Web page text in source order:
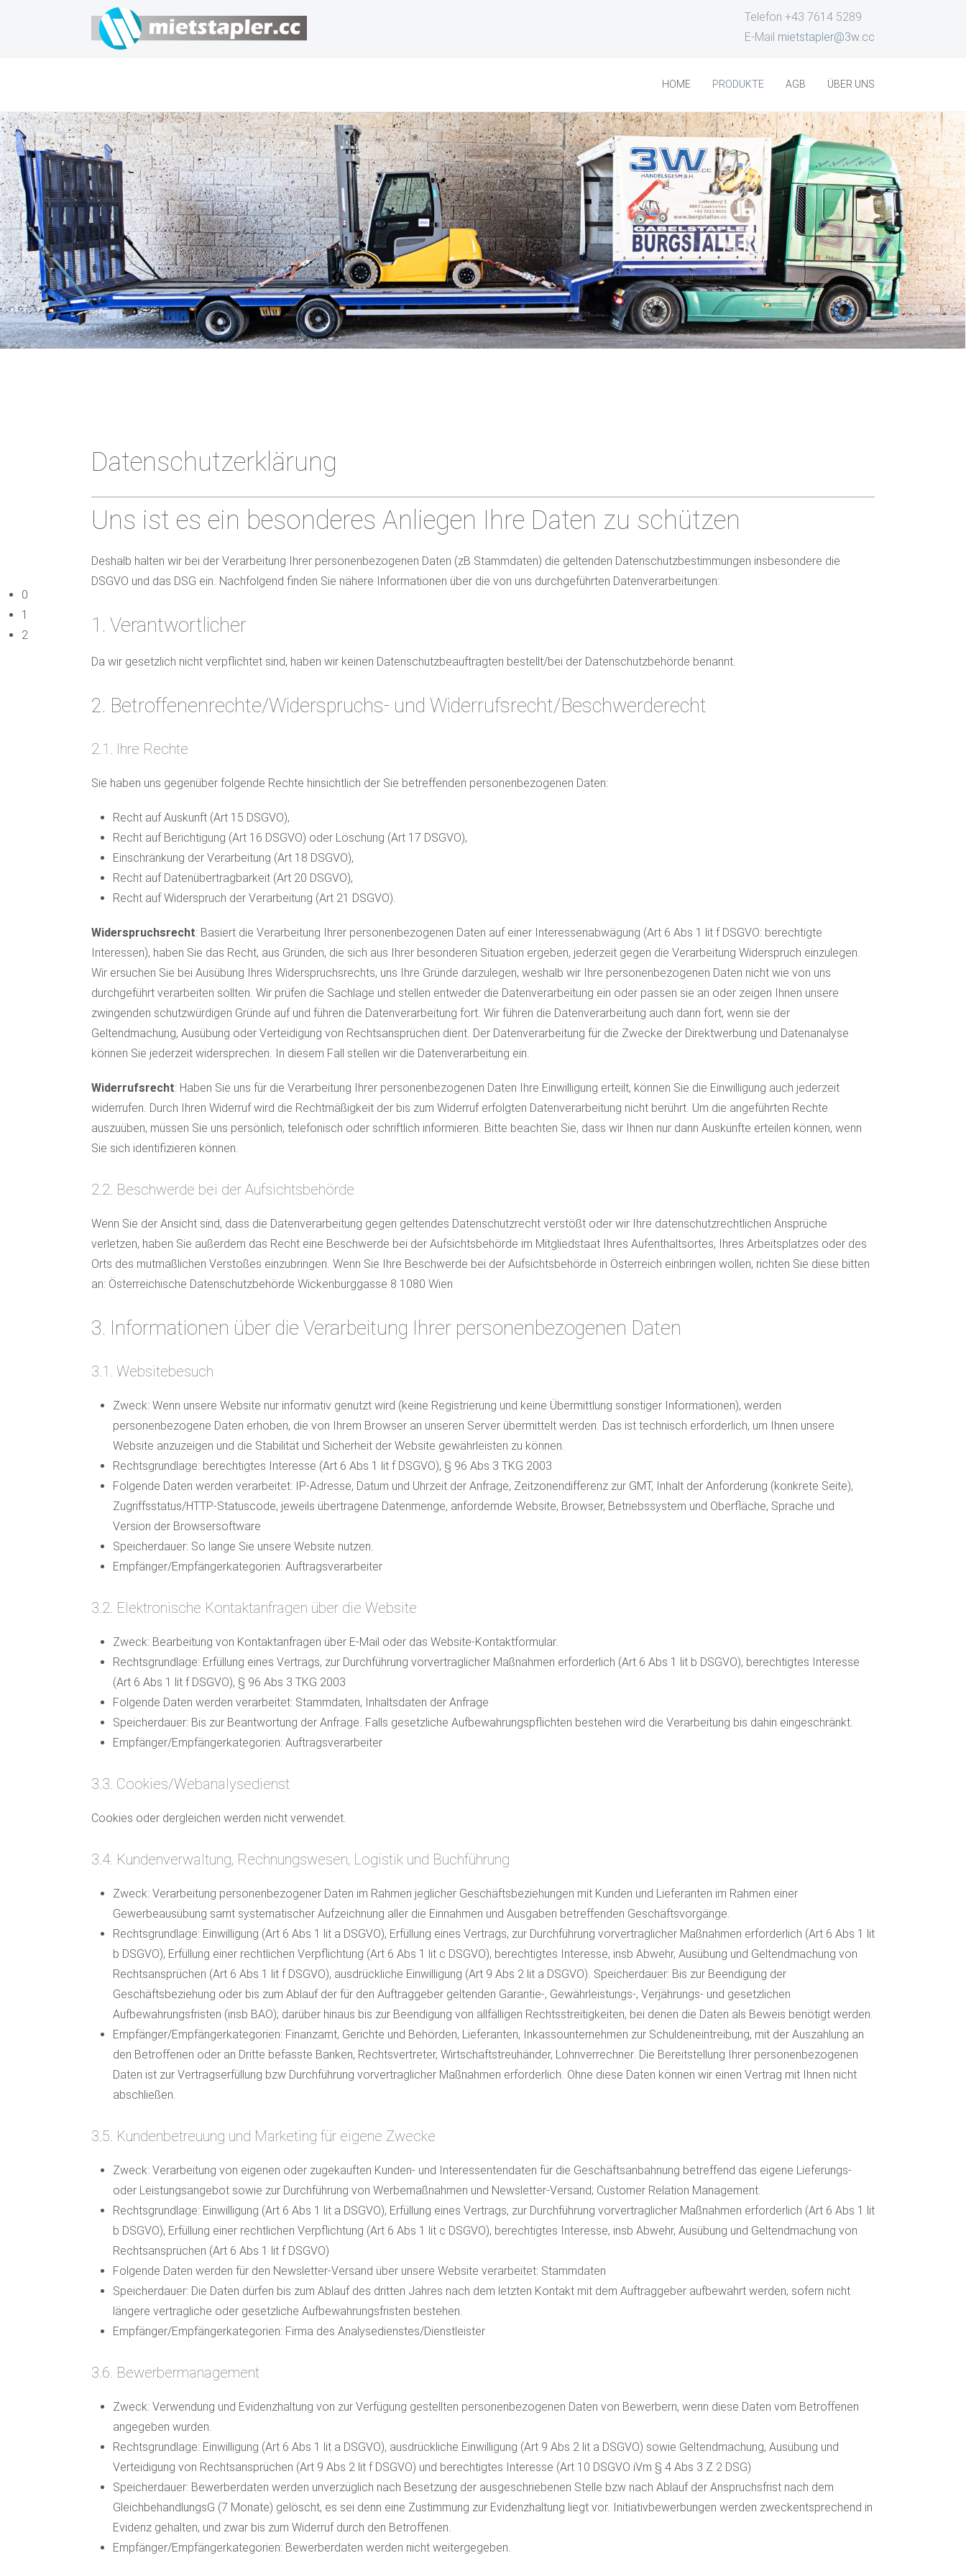
Telefon +43 7614 5289
E-Mail mietstapler@3w.cc
HOME PRODUKTE AGB ÜBER UNS
0
1
2
Datenschutzerklärung
Uns ist es ein besonderes Anliegen Ihre Daten zu schützen
Deshalb halten wir bei der Verarbeitung Ihrer personenbezogenen Daten (zB Stammdaten) die geltenden Datenschutzbestimmungen insbesondere die
DSGVO und das DSG ein. Nachfolgend finden Sie nähere Informationen über die von uns durchgeführten Datenverarbeitungen:
1. Verantwortlicher
Da wir gesetzlich nicht verpflichtet sind, haben wir keinen Datenschutzbeauftragten bestellt/bei der Datenschutzbehörde benannt.
2. Betroffenenrechte/Widerspruchs- und Widerrufsrecht/Beschwerderecht
2.1. Ihre Rechte
Sie haben uns gegenüber folgende Rechte hinsichtlich der Sie betreffenden personenbezogenen Daten:
Recht auf Auskunft (Art 15 DSGVO),
Recht auf Berichtigung (Art 16 DSGVO) oder Löschung (Art 17 DSGVO),
Einschränkung der Verarbeitung (Art 18 DSGVO),
Recht auf Datenübertragbarkeit (Art 20 DSGVO),
Recht auf Widerspruch der Verarbeitung (Art 21 DSGVO).
Widerspruchsrecht: Basiert die Verarbeitung Ihrer personenbezogenen Daten auf einer Interessenabwägung (Art 6 Abs 1 lit f DSGVO: berechtigte
Interessen), haben Sie das Recht, aus Gründen, die sich aus Ihrer besonderen Situation ergeben, jederzeit gegen die Verarbeitung Widerspruch einzulegen.
Wir ersuchen Sie bei Ausübung Ihres Widerspruchsrechts, uns Ihre Gründe darzulegen, weshalb wir Ihre personenbezogenen Daten nicht wie von uns
durchgeführt verarbeiten sollten. Wir prüfen die Sachlage und stellen entweder die Datenverarbeitung ein oder passen sie an oder zeigen Ihnen unsere
zwingenden schutzwürdigen Gründe auf und führen die Datenverarbeitung fort. Wir führen die Datenverarbeitung auch dann fort, wenn sie der
Geltendmachung, Ausübung oder Verteidigung von Rechtsansprüchen dient. Der Datenverarbeitung für die Zwecke der Direktwerbung und Datenanalyse
können Sie jederzeit widersprechen. In diesem Fall stellen wir die Datenverarbeitung ein.
Widerrufsrecht: Haben Sie uns für die Verarbeitung Ihrer personenbezogenen Daten Ihre Einwilligung erteilt, können Sie die Einwilligung auch jederzeit
widerrufen. Durch Ihren Widerruf wird die Rechtmäßigkeit der bis zum Widerruf erfolgten Datenverarbeitung nicht berührt. Um die angeführten Rechte
auszuüben, müssen Sie uns persönlich, telefonisch oder schriftlich informieren. Bitte beachten Sie, dass wir Ihnen nur dann Auskünfte erteilen können, wenn
Sie sich identifizieren können.
2.2. Beschwerde bei der Aufsichtsbehörde
Wenn Sie der Ansicht sind, dass die Datenverarbeitung gegen geltendes Datenschutzrecht verstößt oder wir Ihre datenschutzrechtlichen Ansprüche
verletzen, haben Sie außerdem das Recht eine Beschwerde bei der Aufsichtsbehörde im Mitgliedstaat Ihres Aufenthaltsortes, Ihres Arbeitsplatzes oder des
Orts des mutmaßlichen Verstoßes einzubringen. Wenn Sie Ihre Beschwerde bei der Aufsichtsbehörde in Österreich einbringen wollen, richten Sie diese bitten
an: Österreichische Datenschutzbehörde Wickenburggasse 8 1080 Wien
3. Informationen über die Verarbeitung Ihrer personenbezogenen Daten
3.1. Websitebesuch
Zweck: Wenn unsere Website nur informativ genutzt wird (keine Registrierung und keine Übermittlung sonstiger Informationen), werden
personenbezogene Daten erhoben, die von Ihrem Browser an unseren Server übermittelt werden. Das ist technisch erforderlich, um Ihnen unsere
Website anzuzeigen und die Stabilität und Sicherheit der Website gewährleisten zu können.
Rechtsgrundlage: berechtigtes Interesse (Art 6 Abs 1 lit f DSGVO), § 96 Abs 3 TKG 2003
Folgende Daten werden verarbeitet: IP-Adresse, Datum und Uhrzeit der Anfrage, Zeitzonendifferenz zur GMT, Inhalt der Anforderung (konkrete Seite),
Zugriffsstatus/HTTP-Statuscode, jeweils übertragene Datenmenge, anfordernde Website, Browser, Betriebssystem und Oberfläche, Sprache und
Version der Browsersoftware
Speicherdauer: So lange Sie unsere Website nutzen.
Empfänger/Empfängerkategorien: Auftragsverarbeiter
3.2. Elektronische Kontaktanfragen über die Website
Zweck: Bearbeitung von Kontaktanfragen über E-Mail oder das Website-Kontaktformular.
Rechtsgrundlage: Erfüllung eines Vertrags, zur Durchführung vorvertraglicher Maßnahmen erforderlich (Art 6 Abs 1 lit b DSGVO), berechtigtes Interesse
(Art 6 Abs 1 lit f DSGVO), § 96 Abs 3 TKG 2003
Folgende Daten werden verarbeitet: Stammdaten, Inhaltsdaten der Anfrage
Speicherdauer: Bis zur Beantwortung der Anfrage. Falls gesetzliche Aufbewahrungspflichten bestehen wird die Verarbeitung bis dahin eingeschränkt.
Empfänger/Empfängerkategorien: Auftragsverarbeiter
3.3. Cookies/Webanalysedienst
Cookies oder dergleichen werden nicht verwendet.
3.4. Kundenverwaltung, Rechnungswesen, Logistik und Buchführung
Zweck: Verarbeitung personenbezogener Daten im Rahmen jeglicher Geschäftsbeziehungen mit Kunden und Lieferanten im Rahmen einer
Gewerbeausübung samt systematischer Aufzeichnung aller die Einnahmen und Ausgaben betreffenden Geschäftsvorgänge.
Rechtsgrundlage: Einwilligung (Art 6 Abs 1 lit a DSGVO), Erfüllung eines Vertrags, zur Durchführung vorvertraglicher Maßnahmen erforderlich (Art 6 Abs 1 lit
b DSGVO), Erfüllung einer rechtlichen Verpflichtung (Art 6 Abs 1 lit c DSGVO), berechtigtes Interesse, insb Abwehr, Ausübung und Geltendmachung von
Rechtsansprüchen (Art 6 Abs 1 lit f DSGVO), ausdrückliche Einwilligung (Art 9 Abs 2 lit a DSGVO). Speicherdauer: Bis zur Beendigung der
Geschäftsbeziehung oder bis zum Ablauf der für den Auftraggeber geltenden Garantie-, Gewährleistungs-, Verjährungs- und gesetzlichen
Aufbewahrungsfristen (insb BAO); darüber hinaus bis zur Beendigung von allfälligen Rechtsstreitigkeiten, bei denen die Daten als Beweis benötigt werden.
Empfänger/Empfängerkategorien: Finanzamt, Gerichte und Behörden, Lieferanten, Inkassounternehmen zur Schuldeneintreibung, mit der Auszahlung an
den Betroffenen oder an Dritte befasste Banken, Rechtsvertreter, Wirtschaftstreuhänder, Lohnverrechner. Die Bereitstellung Ihrer personenbezogenen
Daten ist zur Vertragserfüllung bzw Durchführung vorvertraglicher Maßnahmen erforderlich. Ohne diese Daten können wir einen Vertrag mit Ihnen nicht
abschließen.
3.5. Kundenbetreuung und Marketing für eigene Zwecke
Zweck: Verarbeitung von eigenen oder zugekauften Kunden- und Interessentendaten für die Geschäftsanbahnung betreffend das eigene Lieferungs-
oder Leistungsangebot sowie zur Durchführung von Werbemaßnahmen und Newsletter-Versand; Customer Relation Management.
Rechtsgrundlage: Einwilligung (Art 6 Abs 1 lit a DSGVO), Erfüllung eines Vertrags, zur Durchführung vorvertraglicher Maßnahmen erforderlich (Art 6 Abs 1 lit
b DSGVO), Erfüllung einer rechtlichen Verpflichtung (Art 6 Abs 1 lit c DSGVO), berechtigtes Interesse, insb Abwehr, Ausübung und Geltendmachung von
Rechtsansprüchen (Art 6 Abs 1 lit f DSGVO)
Folgende Daten werden für den Newsletter-Versand über unsere Website verarbeitet: Stammdaten
Speicherdauer: Die Daten dürfen bis zum Ablauf des dritten Jahres nach dem letzten Kontakt mit dem Auftraggeber aufbewahrt werden, sofern nicht
längere vertragliche oder gesetzliche Aufbewahrungsfristen bestehen.
Empfänger/Empfängerkategorien: Firma des Analysedienstes/Dienstleister
3.6. Bewerbermanagement
Zweck: Verwendung und Evidenzhaltung von zur Verfügung gestellten personenbezogenen Daten von Bewerbern, wenn diese Daten vom Betroffenen
angegeben wurden.
Rechtsgrundlage: Einwilligung (Art 6 Abs 1 lit a DSGVO), ausdrückliche Einwilligung (Art 9 Abs 2 lit a DSGVO) sowie Geltendmachung, Ausübung und
Verteidigung von Rechtsansprüchen (Art 9 Abs 2 lit f DSGVO) und berechtigtes Interesse (Art 10 DSGVO iVm § 4 Abs 3 Z 2 DSG)
Speicherdauer: Bewerberdaten werden unverzüglich nach Besetzung der ausgeschriebenen Stelle bzw nach Ablauf der Anspruchsfrist nach dem
GleichbehandlungsG (7 Monate) gelöscht, es sei denn eine Zustimmung zur Evidenzhaltung liegt vor. Initiativbewerbungen werden zweckentsprechend in
Evidenz gehalten, und zwar bis zum Widerruf durch den Betroffenen.
Empfänger/Empfängerkategorien: Bewerberdaten werden nicht weitergegeben.